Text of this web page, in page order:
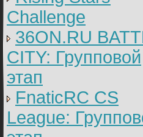
Challenge
36ON.RU
CITY: Групповой
этап
FnaticRC CS
League: